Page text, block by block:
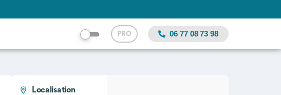
PRO 06 77 08 73 98
Localisation